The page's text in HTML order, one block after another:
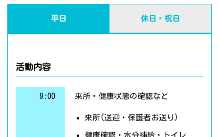
平日 休日・祝日
活動内容
9:00 来所・健康状態の確認など
来所(送迎・保護者お送り)
健康確認・水分補給・トイレ